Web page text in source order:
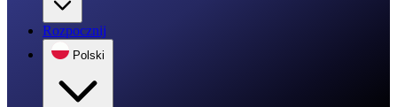
Rozpocznij
Polski